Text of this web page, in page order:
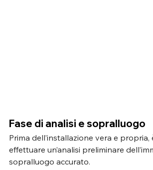
Fase di analisi e sopralluogo
Prima dell’installazione vera e propria,
effettuare un’analisi preliminare
sopralluogo accurato.